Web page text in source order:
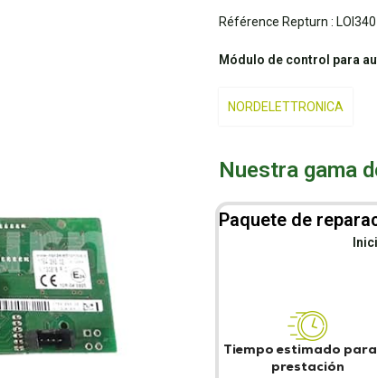
Référence Repturn : LOI340
Módulo de control para
NORDELETTRONICA
Nuestra gama
Paquete de
Tiempo estimado
prestación